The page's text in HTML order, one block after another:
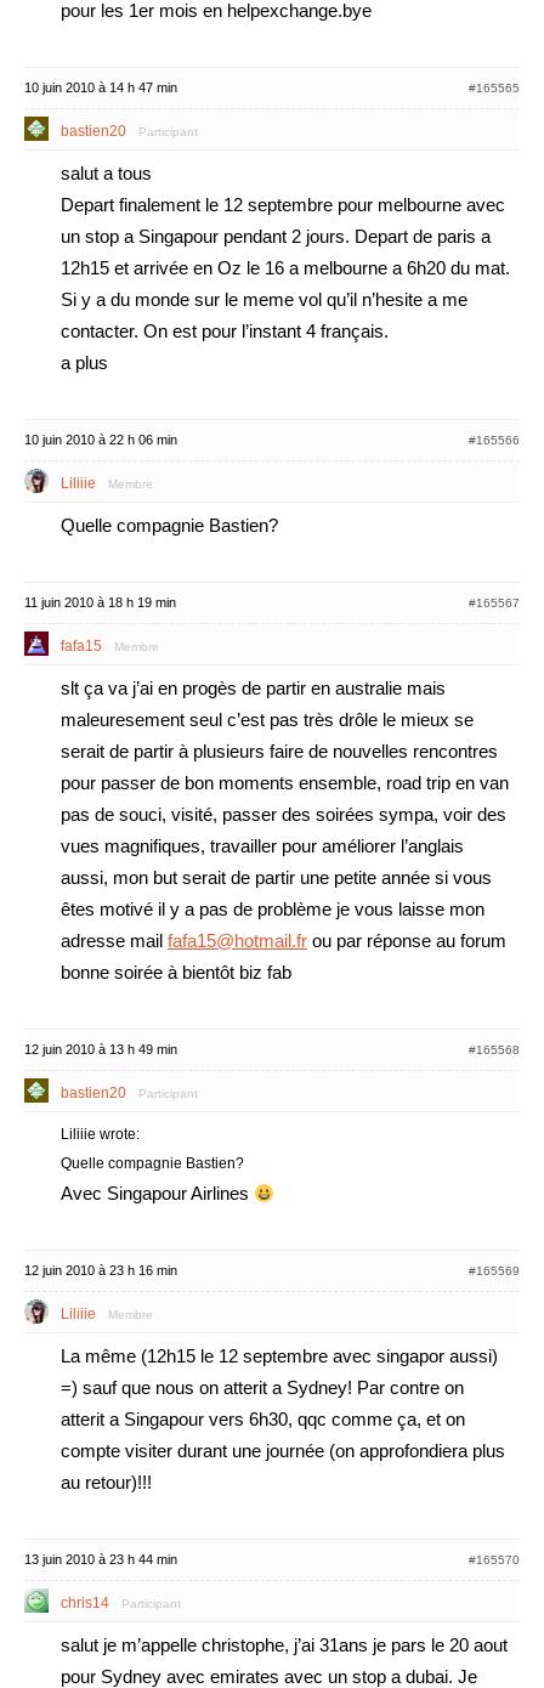
pour les 1er mois en helpexchange.bye
10 juin 2010 à 14 h 47 min #165565
bastien20 Participant
salut a tous
Depart finalement le 12 septembre pour melbourne avec
un stop a Singapour pendant 2 jours. Depart de paris a
12h15 et arrivée en Oz le 16 a melbourne a 6h20 du mat.
Si y a du monde sur le meme vol qu’il n’hesite a me
contacter. On est pour l’instant 4 français.
a plus
10 juin 2010 à 22 h 06 min #165566
Liliiie Membre
Quelle compagnie Bastien?
11 juin 2010 à 18 h 19 min #165567
fafa15 Membre
slt ça va j’ai en progès de partir en australie mais
maleuresement seul c’est pas très drôle le mieux se
serait de partir à plusieurs faire de nouvelles rencontres
pour passer de bon moments ensemble, road trip en van
pas de souci, visité, passer des soirées sympa, voir des
vues magnifiques, travailler pour améliorer l’anglais
aussi, mon but serait de partir une petite année si vous
êtes motivé il y a pas de problème je vous laisse mon
adresse mail fafa15@hotmail.fr ou par réponse au forum
bonne soirée à bientôt biz fab
12 juin 2010 à 13 h 49 min #165568
bastien20 Participant
Liliiie wrote:
Quelle compagnie Bastien?
Avec Singapour Airlines
12 juin 2010 à 23 h 16 min #165569
Liliiie Membre
La même (12h15 le 12 septembre avec singapor aussi)
=) sauf que nous on atterit a Sydney! Par contre on
atterit a Singapour vers 6h30, qqc comme ça, et on
compte visiter durant une journée (on approfondiera plus
au retour)!!!
13 juin 2010 à 23 h 44 min #165570
chris14 Participant
salut je m’appelle christophe, j’ai 31ans je pars le 20 aout
pour Sydney avec emirates avec un stop a dubai. Je